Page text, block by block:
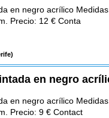
en negro acrílico
Precio: 12 € Conta
en negro
en negro acrílico
Precio: 9 € Contact